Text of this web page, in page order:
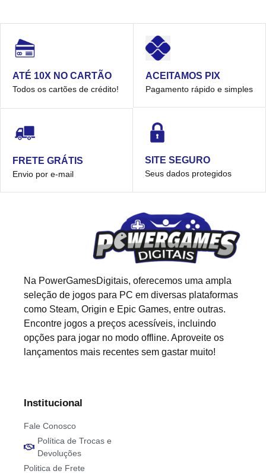
ATÉ 10X NO CARTÃO
Todos os cartões de crédito!
ACEITAMOS PIX
Pagamento rápido e simples
FRETE GRÁTIS
Envio por e-mail
SITE SEGURO
Seus dados protegidos
Na PowerGamesDigitais, oferecemos uma ampla
seleção de jogos para PC em diversas plataformas
como Steam, Origin e Epic Games, entre outras.
Encontre jogos a preços acessíveis, incluindo
opções para jogar no modo offline. Aproveite os
lançamentos mais recentes sem gastar muito!
Institucional
Fale Conosco
Política de Trocas e
Devoluções
Politica de Frete